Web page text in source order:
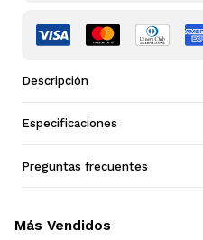
Descripción
Especificaciones
Preguntas frecuentes
Más Vendidos